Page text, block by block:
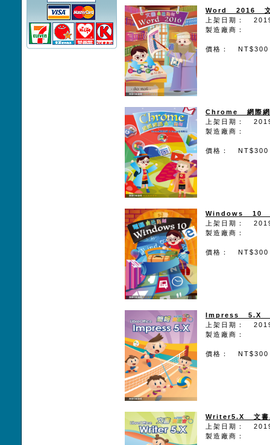
Word 2016 文
上架日期：
製造廠商：
價格： NT$300
Chrome 網際網
上架日期：
製造廠商：
價格： NT$300
Windows 10
上架日期：
製造廠商：
價格： NT$300
Impress 5.X
上架日期：
製造廠商：
價格： NT$300
Writer5.X 文書
上架日期：
製造廠商：